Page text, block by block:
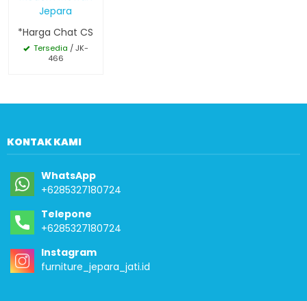
Jepara
*Harga Chat CS
Tersedia / JK-
466
KONTAK KAMI
WhatsApp
+6285327180724
Telepone
+6285327180724
Instagram
furniture_jepara_jati.id